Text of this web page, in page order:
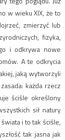
w wieku XIX, że to
zmierzyć lub
fizyka,
i odkrywa nowe
A te odkrycia
jaką wytworzyli
każda rzecz
ściśle określony
sił natury
i to tak ściśle,
tak jasna jak